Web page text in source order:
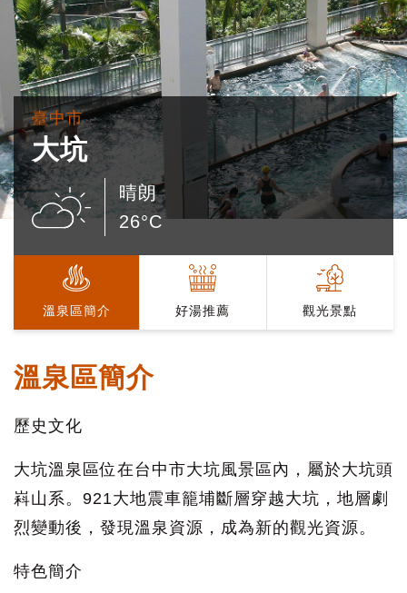
臺中市
大坑
晴朗
26°C
溫泉區簡介 好湯推薦 觀光景點
溫泉區簡介
歷史文化
大坑溫泉區位在台中市大坑風景區內，屬於大坑頭
嵙山系。921大地震車籠埔斷層穿越大坑，地層劇
烈變動後，發現溫泉資源，成為新的觀光資源。
特色簡介